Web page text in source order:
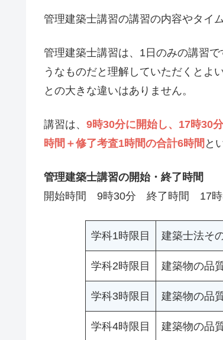
管理建築士講習の講習の内容やタイ
管理建築士講習は、1日のみの講習
うなものだと理解していただくとよ
との大きな違いはありません。
講習は、 9時30分に開始し、17時30
時間＋修了考査1時間の合計6時間 と
管理建築士講習の開始・終了時間
開始時間 9時30分 終了時間 17時
学科1時限目 建築士法そ
学科2時限目 建築物の品
学科3時限目 建築物の品
学科4時限目 建築物の品